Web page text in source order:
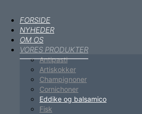
FORSIDE
NYHEDER
OM OS
VORES PRODUKTER
Antipasti
Artiskokker
Champignoner
Cornichoner
Eddike og balsamico
Fisk